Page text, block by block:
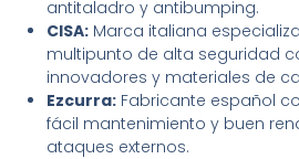
antitaladro y antibumping.
CISA: Marca italiana
multipunto de alta seguridad
innovadores y materiales de
Ezcurra: Fabricante español
fácil mantenimiento y buen
ataques externos.